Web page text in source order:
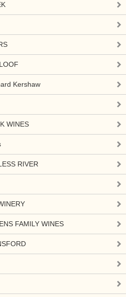
Kershaw
WINES
RIVER
FAMILY WINES